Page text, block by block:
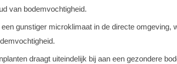
van bodemvochtigheid.
gunstiger microklimaat in de directe omgeving,
draagt uiteindelijk bij aan een gezondere